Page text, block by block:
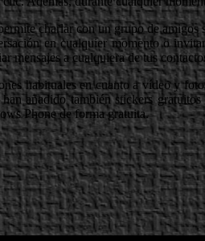
charlar con un grupo de
en cualquier momento o
mensajes a cualquiera de tus
habituales en cuanto a vídeo y
han añadido también stickers
Phone de forma gratuita.